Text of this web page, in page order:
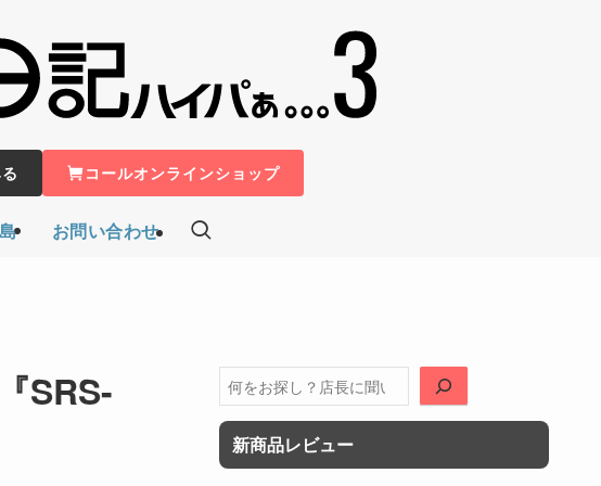
お問い合わせ
コールオンラインショップ
SRS-
検
索
新商品レビュー